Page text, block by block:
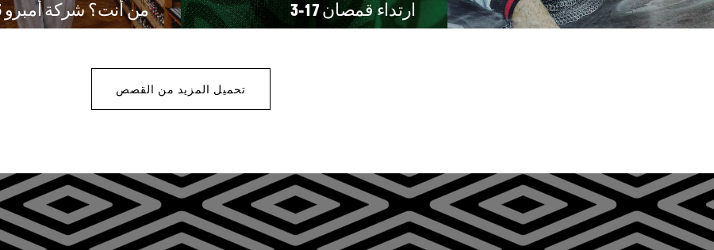
ارتداء قمصان 17-3
من أنت؟ شركة أمبرو SS25
تحميل المزيد من القصص